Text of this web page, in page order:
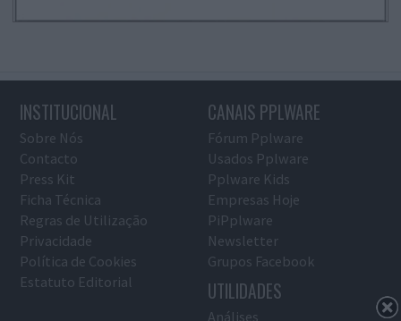
INSTITUCIONAL
Sobre Nós
Contacto
Press Kit
Ficha Técnica
Regras de Utilização
Privacidade
Política de Cookies
Estatuto Editorial
CANAIS PPLWARE
Fórum Pplware
Usados Pplware
Pplware Kids
Empresas Hoje
PiPplware
Newsletter
Grupos Facebook
UTILIDADES
Análises